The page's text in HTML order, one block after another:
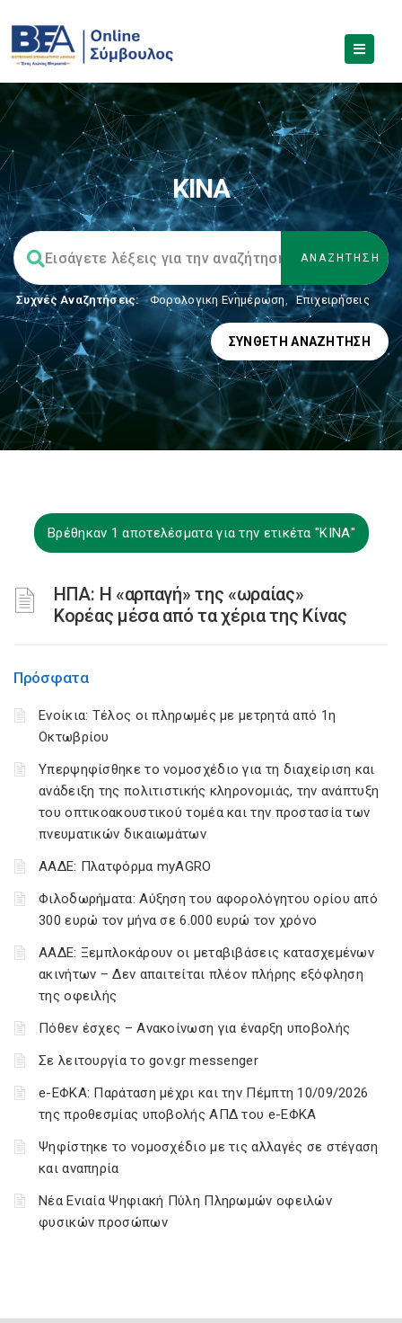
ΚΙΝΑ
Συχνές Αναζητήσεις: Φορολογικη Ενημέρωση, Επιχειρήσεις
ΣΎΝΘΕΤΗ ΑΝΑΖΉΤΗΣΗ
Βρέθηκαν 1 αποτελέσματα για την ετικέτα "ΚΙΝΑ"
ΗΠΑ: Η «αρπαγή» της «ωραίας»
Κορέας μέσα από τα χέρια της Κίνας
Πρόσφατα
Ενοίκια: Τέλος οι πληρωμές με μετρητά από 1η
Οκτωβρίου
Υπερψηφίσθηκε το νομοσχέδιο για τη διαχείριση και
ανάδειξη της πολιτιστικής κληρονομιάς, την ανάπτυξη
του οπτικοακουστικού τομέα και την προστασία των
πνευματικών δικαιωμάτων
ΑΑΔΕ: Πλατφόρμα myAGRO
Φιλοδωρήματα: Αύξηση του αφορολόγητου ορίου από
300 ευρώ τον μήνα σε 6.000 ευρώ τον χρόνο
ΑΑΔΕ: Ξεμπλοκάρουν οι μεταβιβάσεις κατασχεμένων
ακινήτων – Δεν απαιτείται πλέον πλήρης εξόφληση
της οφειλής
Πόθεν έσχες – Ανακοίνωση για έναρξη υποβολής
Σε λειτουργία το gov.gr messenger
e-ΕΦΚΑ: Παράταση μέχρι και την Πέμπτη 10/09/2026
της προθεσμίας υποβολής ΑΠΔ του e-ΕΦΚΑ
Ψηφίστηκε το νομοσχέδιο με τις αλλαγές σε στέγαση
και αναπηρία
Νέα Ενιαία Ψηφιακή Πύλη Πληρωμών οφειλών
φυσικών προσώπων